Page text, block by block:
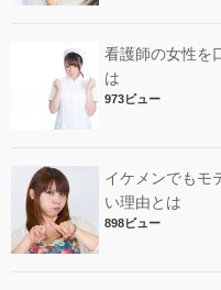
看護師の女性を
は
973ビュー
イケメンでもモ
い理由とは
898ビュー